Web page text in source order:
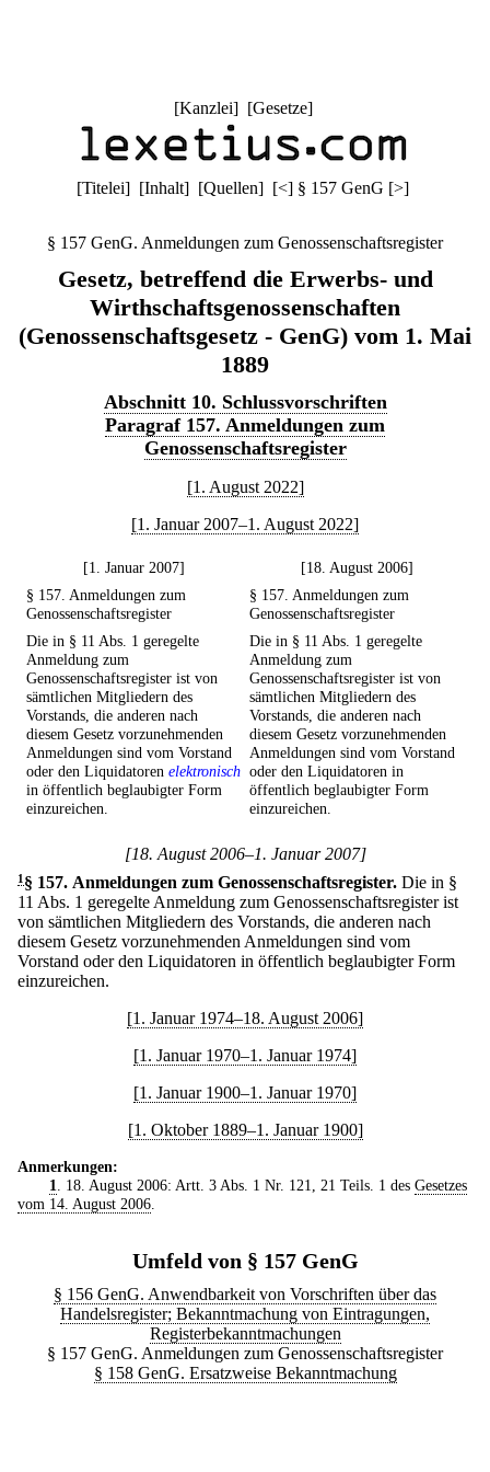
[Kanzlei] [Gesetze]
[Titelei] [Inhalt] [Quellen] [<] § 157 GenG [>]
§ 157 GenG. Anmeldungen zum Genossenschaftsregister
Gesetz, betreffend die Erwerbs- und
Wirthschaftsgenossenschaften
(Genossenschaftsgesetz - GenG) vom 1. Mai
1889
Abschnitt 10. Schlussvorschriften
Paragraf 157. Anmeldungen zum
Genossenschaftsregister
[1. August 2022]
[1. Januar 2007–1. August 2022]
[1. Januar 2007]
[18. August 2006]
§ 157. Anmeldungen zum
Genossenschaftsregister
§ 157. Anmeldungen zum
Genossenschaftsregister
Die in § 11 Abs. 1 geregelte
Anmeldung zum
Genossenschaftsregister ist von
sämtlichen Mitgliedern des
Vorstands, die anderen nach
diesem Gesetz vorzunehmenden
Anmeldungen sind vom Vorstand
oder den Liquidatoren elektronisch
in öffentlich beglaubigter Form
einzureichen.
Die in § 11 Abs. 1 geregelte
Anmeldung zum
Genossenschaftsregister ist von
sämtlichen Mitgliedern des
Vorstands, die anderen nach
diesem Gesetz vorzunehmenden
Anmeldungen sind vom Vorstand
oder den Liquidatoren in
öffentlich beglaubigter Form
einzureichen.
[18. August 2006–1. Januar 2007]
1§ 157. Anmeldungen zum Genossenschaftsregister. Die in §
11 Abs. 1 geregelte Anmeldung zum Genossenschaftsregister ist
von sämtlichen Mitgliedern des Vorstands, die anderen nach
diesem Gesetz vorzunehmenden Anmeldungen sind vom
Vorstand oder den Liquidatoren in öffentlich beglaubigter Form
einzureichen.
[1. Januar 1974–18. August 2006]
[1. Januar 1970–1. Januar 1974]
[1. Januar 1900–1. Januar 1970]
[1. Oktober 1889–1. Januar 1900]
Anmerkungen:
1. 18. August 2006: Artt. 3 Abs. 1 Nr. 121, 21 Teils. 1 des Gesetzes
vom 14. August 2006.
Umfeld von § 157 GenG
§ 156 GenG. Anwendbarkeit von Vorschriften über das
Handelsregister; Bekanntmachung von Eintragungen,
Registerbekanntmachungen
§ 157 GenG. Anmeldungen zum Genossenschaftsregister
§ 158 GenG. Ersatzweise Bekanntmachung